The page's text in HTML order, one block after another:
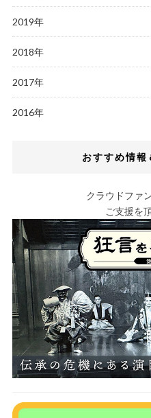
2019年
2018年
2017年
2016年
おすすめ情報
クラウドファ
ご支援を